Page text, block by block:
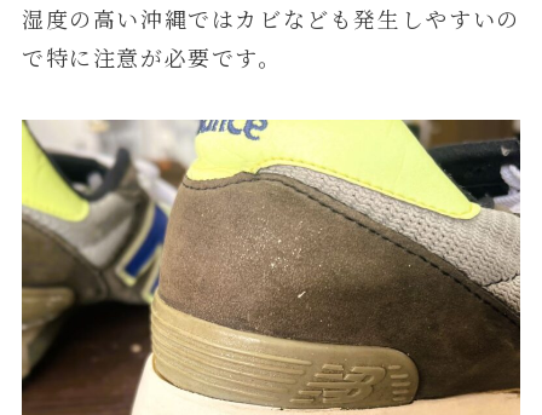
湿度の高い沖縄ではカビなども発生しやすいの
で特に注意が必要です。